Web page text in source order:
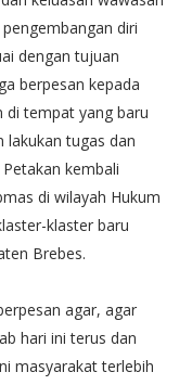
diri
dengan tujuan
berpesan kepada
di tempat yang baru
lakukan tugas dan
kembali
di wilayah Hukum
klaster baru
Brebes.
agar, agar
hari ini terus dan
masyarakat terlebih